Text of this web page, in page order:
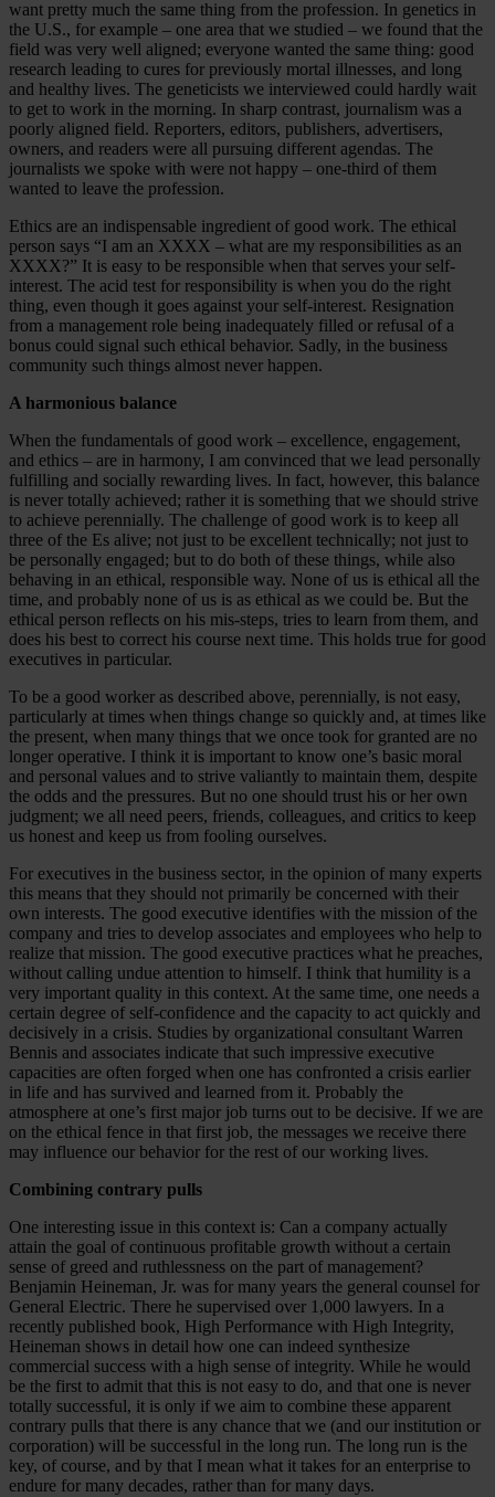
want pretty much the same thing from the profession. In genetics in
the U.S., for example – one area that we studied – we found that the
field was very well aligned; everyone wanted the same thing: good
research leading to cures for previously mortal illnesses, and long
and healthy lives. The geneticists we interviewed could hardly wait
to get to work in the morning. In sharp contrast, journalism was a
poorly aligned field. Reporters, editors, publishers, advertisers,
owners, and readers were all pursuing different agendas. The
journalists we spoke with were not happy – one-third of them
wanted to leave the profession.
Ethics are an indispensable ingredient of good work. The ethical
person says “I am an XXXX – what are my responsibilities as an
XXXX?” It is easy to be responsible when that serves your self-
interest. The acid test for responsibility is when you do the right
thing, even though it goes against your self-interest. Resignation
from a management role being inadequately filled or refusal of a
bonus could signal such ethical behavior. Sadly, in the business
community such things almost never happen.
A harmonious balance
When the fundamentals of good work – excellence, engagement,
and ethics – are in harmony, I am convinced that we lead personally
fulfilling and socially rewarding lives. In fact, however, this balance
is never totally achieved; rather it is something that we should strive
to achieve perennially. The challenge of good work is to keep all
three of the Es alive; not just to be excellent technically; not just to
be personally engaged; but to do both of these things, while also
behaving in an ethical, responsible way. None of us is ethical all the
time, and probably none of us is as ethical as we could be. But the
ethical person reflects on his mis-steps, tries to learn from them, and
does his best to correct his course next time. This holds true for good
executives in particular.
To be a good worker as described above, perennially, is not easy,
particularly at times when things change so quickly and, at times like
the present, when many things that we once took for granted are no
longer operative. I think it is important to know one’s basic moral
and personal values and to strive valiantly to maintain them, despite
the odds and the pressures. But no one should trust his or her own
judgment; we all need peers, friends, colleagues, and critics to keep
us honest and keep us from fooling ourselves.
For executives in the business sector, in the opinion of many experts
this means that they should not primarily be concerned with their
own interests. The good executive identifies with the mission of the
company and tries to develop associates and employees who help to
realize that mission. The good executive practices what he preaches,
without calling undue attention to himself. I think that humility is a
very important quality in this context. At the same time, one needs a
certain degree of self-confidence and the capacity to act quickly and
decisively in a crisis. Studies by organizational consultant Warren
Bennis and associates indicate that such impressive executive
capacities are often forged when one has confronted a crisis earlier
in life and has survived and learned from it. Probably the
atmosphere at one’s first major job turns out to be decisive. If we are
on the ethical fence in that first job, the messages we receive there
may influence our behavior for the rest of our working lives.
Combining contrary pulls
One interesting issue in this context is: Can a company actually
attain the goal of continuous profitable growth without a certain
sense of greed and ruthlessness on the part of management?
Benjamin Heineman, Jr. was for many years the general counsel for
General Electric. There he supervised over 1,000 lawyers. In a
recently published book, High Performance with High Integrity,
Heineman shows in detail how one can indeed synthesize
commercial success with a high sense of integrity. While he would
be the first to admit that this is not easy to do, and that one is never
totally successful, it is only if we aim to combine these apparent
contrary pulls that there is any chance that we (and our institution or
corporation) will be successful in the long run. The long run is the
key, of course, and by that I mean what it takes for an enterprise to
endure for many decades, rather than for many days.